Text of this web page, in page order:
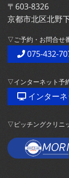
〒603-8326
京都市北区北野
▽ご予約・お問合せ
075-432-
▽インターネット予
インター
▽ピッチングクリニ